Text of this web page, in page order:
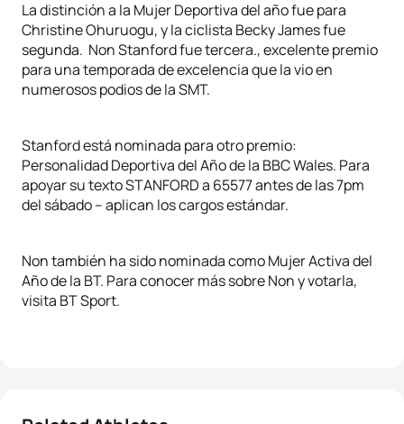
La distinción a la Mujer Deportiva del año fue para
Christine Ohuruogu, y la ciclista Becky James fue
segunda. Non Stanford fue tercera., excelente premio
para una temporada de excelencia que la vio en
numerosos podios de la SMT.
Stanford está nominada para otro premio:
Personalidad Deportiva del Año de la BBC Wales. Para
apoyar su texto STANFORD a 65577 antes de las 7pm
del sábado – aplican los cargos estándar.
Non también ha sido nominada como Mujer Activa del
Año de la BT. Para conocer más sobre Non y votarla,
visita BT Sport.